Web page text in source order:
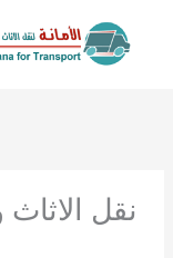
نقل